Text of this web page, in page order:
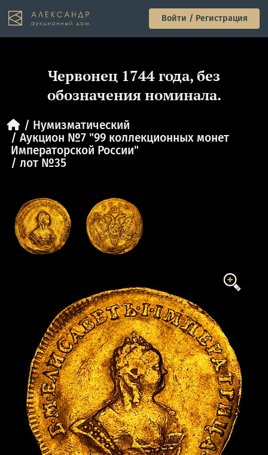
Войти / Регистрация
Червонец 1744 года, без
обозначения номинала.
Нумизматический
Аукцион №7 "99 коллекционных монет
Императорской России"
лот №35